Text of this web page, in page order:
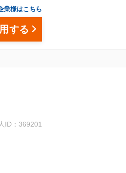
業様はこちら
する
ID：369201